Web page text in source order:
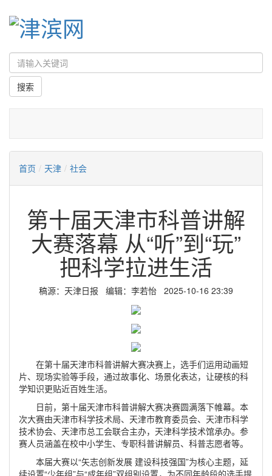
首页 / 天津 / 社会
第十届天津市科普讲解
大赛落幕 从“听”到“玩”
把科学拉进生活
稿源：天津日报 编辑：李若怡 2025-10-16 23:39
在第十届天津市科普讲解大赛决赛上，选手们运用动画短
片、现场实验等手段，通过故事化、场景化表达，让硬核的科
学知识更贴近百姓生活。
日前，第十届天津市科普讲解大赛决赛圆满落下帷幕。本
次大赛由天津市科学技术局、天津市教育委员会、天津市科学
技术协会、天津市总工会联合主办，天津科学技术馆承办。参
赛人员涵盖在校中小学生、专职科普讲解员、科普志愿者等。
本届大赛以“矢志创新发展 建设科技强国”为核心主题，延